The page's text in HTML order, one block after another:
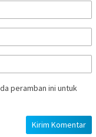
peramban ini untuk